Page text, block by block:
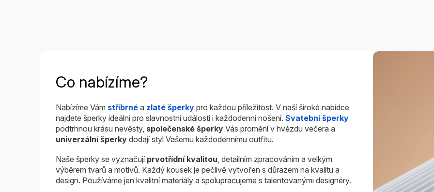
Co nabízíme?
Nabízíme Vám stříbrné a zlaté šperky pro každou příležitost. V naší široké nabídce
najdete šperky ideální pro slavnostní události i každodenní nošení. Svatební šperky
podtrhnou krásu nevěsty, společenské šperky Vás promění v hvězdu večera a
univerzální šperky dodají styl Vašemu každodennímu outfitu.
Naše šperky se vyznačují prvotřídní kvalitou, detailním zpracováním a velkým
výběrem tvarů a motivů. Každý kousek je pečlivě vytvořen s důrazem na kvalitu a
design. Používáme jen kvalitní materiály a spolupracujeme s talentovanými designéry.